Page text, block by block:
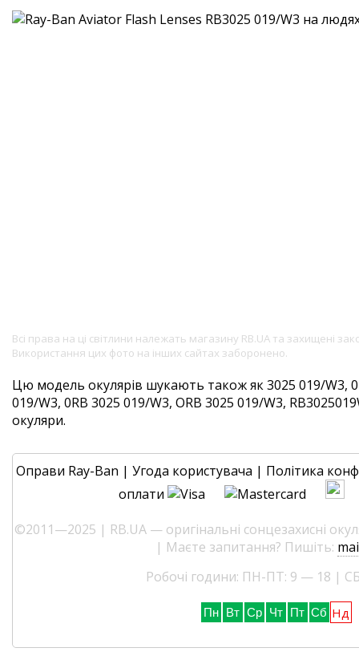
Всі права на ці світлини належать магазину RB.UA та захищені
Використання цих фото на інших сайтах заборонено.
Цю модель окулярів шукають також як 3025 019/W3,
019/W3, 0RB 3025 019/W3, ORB 3025 019/W3,
окуляри.
Оправи Ray-Ban | Угода користувача | Політика
оплати
©2011—2025 | RB.UA — оригінальні сонцезахисні
| Маєте запитання? Пишіть:
Робочі години: ПН-ПТ: 9 — 18 |
Пн Вт Ср Чт Пт Сб Нд